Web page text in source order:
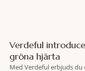
Verdeful
gröna hjärta
Med Verdeful erbjuds